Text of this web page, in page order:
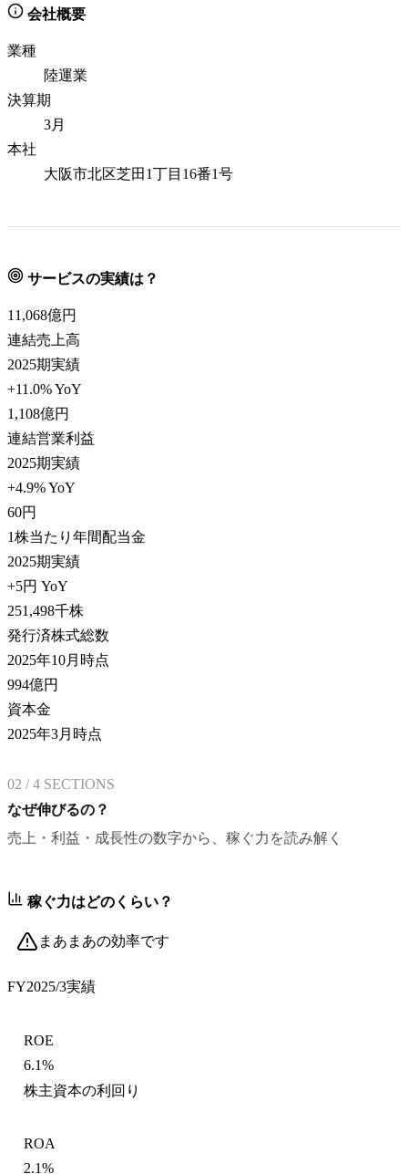
会社概要
業種
陸運業
決算期
3月
本社
大阪市北区芝田1丁目16番1号
サービスの実績は？
11,068億円
連結売上高
2025期実績
+11.0% YoY
1,108億円
連結営業利益
2025期実績
+4.9% YoY
60円
1株当たり年間配当金
2025期実績
+5円 YoY
251,498千株
発行済株式総数
2025年10月時点
994億円
資本金
2025年3月時点
02 /4 SECTIONS
なぜ伸びるの？
売上・利益・成長性の数字から、稼ぐ力を読み解く
稼ぐ力はどのくらい？
まあまあの効率です
FY2025/3実績
ROE
6.1%
株主資本の利回り
ROA
2.1%